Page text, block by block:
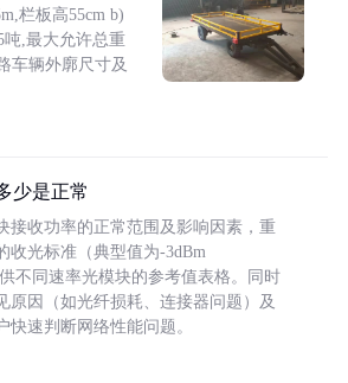
栏板高55cm b)
吨,最大允许总重
车辆外廓尺寸及
少是正常
接收功率的正常范围及影响因素，重
收光标准（典型值为-3dBm
不同速率光模块的参考值表格。同时
原因（如光纤损耗、连接器问题）及
快速判断网络性能问题。